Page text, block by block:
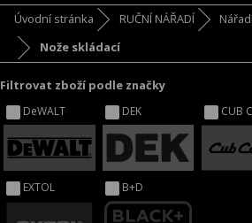
Úvodní stránka RUČNÍ NÁŘADÍ
Nože skládací
Filtrovat zboží podle značky
DeWALT DEK CUB
EXTOL B+D